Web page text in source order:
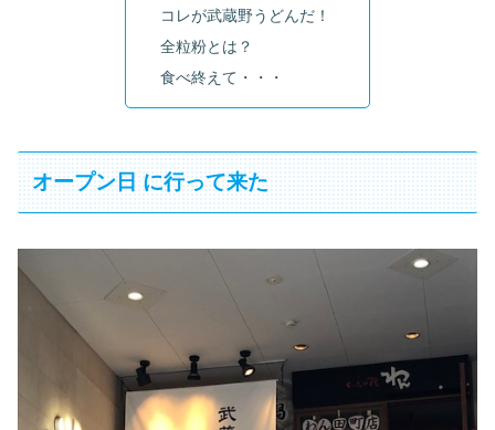
コレが武蔵野うどんだ！
全粒粉とは？
食べ終えて・・・
オープン日 に行って来た